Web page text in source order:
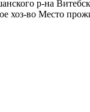
р-на
хоз-во Место